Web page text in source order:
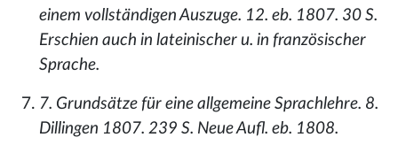
einem vollständigen Auszuge. 12. eb. 1807. 30 S.
Erschien auch in lateinischer u. in französischer
Sprache.
7. Grundsätze für eine allgemeine Sprachlehre. 8.
Dillingen 1807. 239 S. Neue Aufl. eb. 1808.